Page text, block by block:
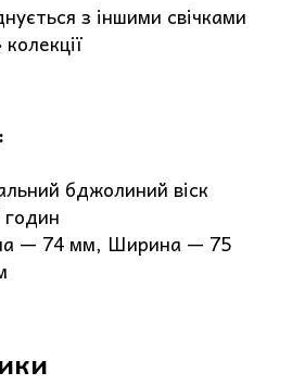
з іншими свічками
бджолиний віск
годин
— 74 мм, Ширина — 75